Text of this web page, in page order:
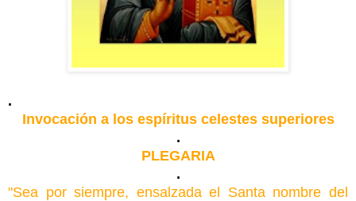
.
Invocación a los espíritus celestes superiores
.
PLEGARIA
.
"Sea por siempre, ensalzada el Santa nombre del